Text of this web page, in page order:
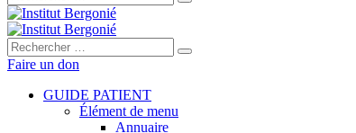
Rechercher :
Faire un don
GUIDE PATIENT
Élément de menu
Annuaire